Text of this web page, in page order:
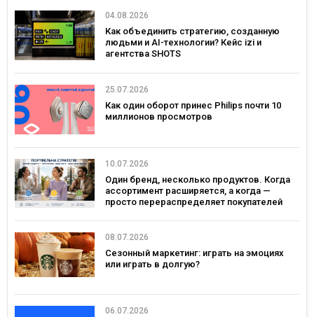
04.08.2026
Как объединить стратегию, созданную
людьми и AI-технологии? Кейс izi и
агентства SHOTS
25.07.2026
Как один оборот принес Philips почти 10
миллионов просмотров
10.07.2026
Один бренд, несколько продуктов. Когда
ассортимент расширяется, а когда —
просто перераспределяет покупателей
08.07.2026
Сезонный маркетинг: играть на эмоциях
или играть в долгую?
06.07.2026